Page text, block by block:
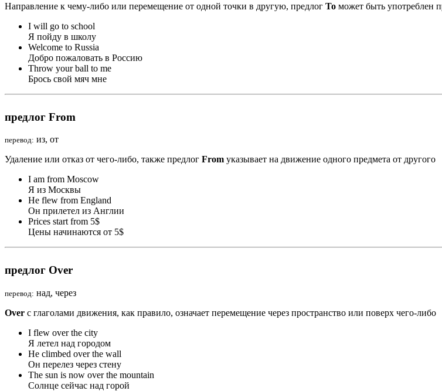
Направление к чему-либо или перемещение от одной точки в другую, предлог То может быть употреблен
I will go to school
Я пойду в школу
Welcome to Russia
Добро пожаловать в Россию
Throw your ball to me
Брось свой мяч мне
предлог From
перевод: из, от
Удаление или отказ от чего-либо, также предлог From указывает на движение одного предмета от другого
I am from Moscow
Я из Москвы
He flew from England
Он прилетел из Англии
Prices start from 5$
Цены начинаются от 5$
предлог Over
перевод: над, через
Over с глаголами движения, как правило, означает перемещение через пространство или поверх чего-либо
I flew overthe city
Я летел над городом
He climbed overthe wall
Он перелез через стену
The sun is now overthe mountain
Солнце сейчас над горой